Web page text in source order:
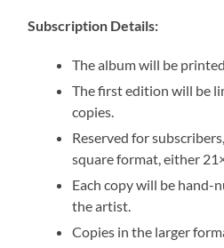
Subscription Details:
The album will be
The first edition will be
copies.
Reserved for
square format, either
Each copy will be hand-
the artist.
Copies in the larger